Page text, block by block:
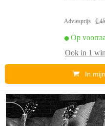
Adviesprijs €
Op
Ook in 1
In